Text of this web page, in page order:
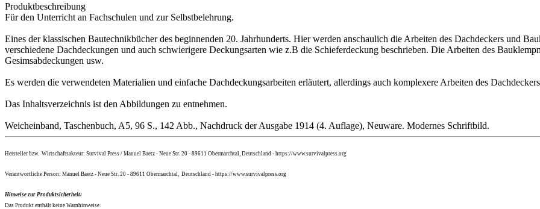
Produktbeschreibung
Für den Unterricht an Fachschulen und zur Selbstbelehrung.
Eines der klassischen Bautechnikbücher des beginnenden 20. Jahrhunderts. Hier werden anschaulich die Arbeiten des Dachdeckers und
verschiedene Dachdeckungen und auch schwierigere Deckungsarten wie z.B die Schieferdeckung beschrieben. Die Arbeiten des
Gesimsabdeckungen usw.
Es werden die verwendeten Materialien und einfache Dachdeckungsarbeiten erläutert, allerdings auch komplexere Arbeiten des
Das Inhaltsverzeichnis ist den Abbildungen zu entnehmen.
Weicheinband, Taschenbuch, A5, 96 S., 142 Abb., Nachdruck der Ausgabe 1914 (4. Auflage), Neuware. Modernes Schriftbild.
Hersteller bzw. Wirtschaftsakteur: Survival Press / Manuel Baetz - Neue Str. 20 - 89611 Obermarchtal, Deutschland - https://www.survivalpress.org
Verantwortliche Person: Manuel Baetz - Neue Str. 20 - 89611 Obermarchtal, Deutschland - https://www.survivalpress.org
Hinweise zur Produktsicherheit:
Das Produkt enthält keine Warnhinweise.